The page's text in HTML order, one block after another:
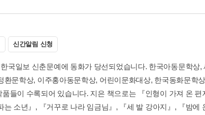
신간알림 신청
국일보 신춘문예에 동화가 당선되었습니다. 한국아동문학상,
환문학상, 이주홍아동문학상, 어린이문화대상, 한국동화문학
들이 수록되어 있습니다. 지은 책으로는 『인형이 가져 온 편
는 소년』, 『거꾸로 나라 임금님』, 『세 발 강아지』, 『밤에